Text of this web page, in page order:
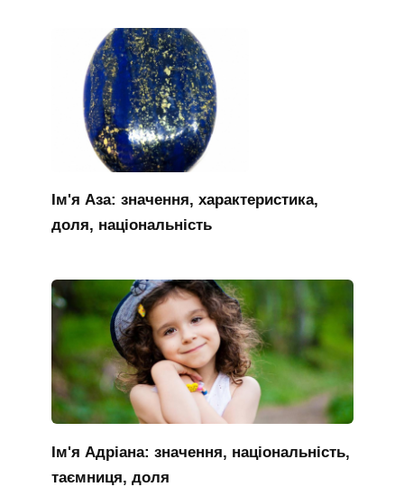
Ім'я Аза: значення, характеристика,
доля, національність
Ім'я Адріана: значення, національність,
таємниця, доля